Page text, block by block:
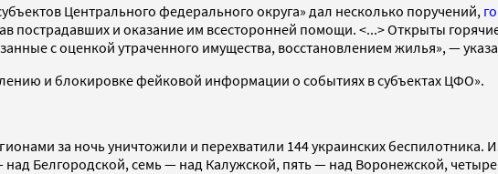
Центрального федерального округа» дал несколько поручений,
и оказание им всесторонней помощи. <...> Открыты
с оценкой утраченного имущества, восстановлением жилья», —
и блокировке фейковой информации о событиях в субъектах ЦФО».
за ночь уничтожили и перехватили 144 украинских беспилотника.
Белгородской, семь — над Калужской, пять — над Воронежской,